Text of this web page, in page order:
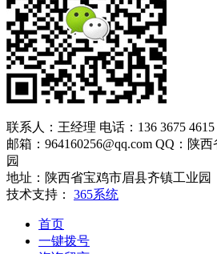
联系人：王经理 电话：136 3675 4615
邮箱：964160256@qq.com QQ：陕
园
地址：陕西省宝鸡市眉县齐镇工业园
技术支持： 365系统
首页
一键拨号